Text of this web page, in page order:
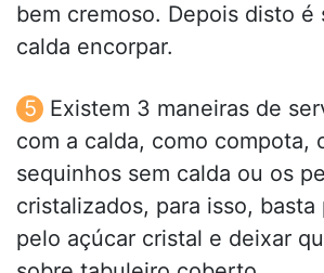
bem cremoso. Depois disto é
calda encorpar.
Existem 3 maneiras de
com a calda, como compota,
sequinhos sem calda ou os
cristalizados, para isso, basta
pelo açúcar cristal e deixar